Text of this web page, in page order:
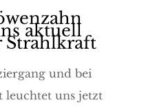
aktuell
Strahlkraft
und bei
leuchtet uns jetzt